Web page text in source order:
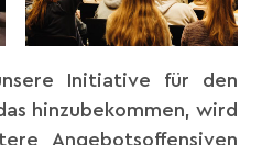
Initiative für den
hinzubekommen, wird
Angebotsoffensiven